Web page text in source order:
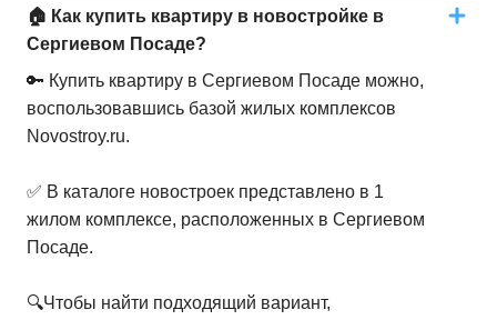
🏠 Как купить квартиру в новостройке в
Сергиевом Посаде?
🔑 Купить квартиру в Сергиевом Посаде можно,
воспользовавшись базой жилых комплексов
Novostroy.ru.
✅ В каталоге новостроек представлено в 1
жилом комплексе, расположенных в Сергиевом
Посаде.
🔍Чтобы найти подходящий вариант,